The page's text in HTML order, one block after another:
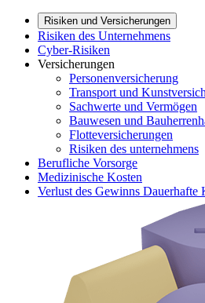
Risiken und Versicherungen
Risiken des Unternehmens
Cyber-Risiken
Versicherungen
Personenversicherung
Transport und
Sachwerte und Vermögen
Bauwesen und
Flotteversicherungen
Risiken des unternehmens
Berufliche Vorsorge
Medizinische Kosten
Verlust des Gewinns Dauerhafte